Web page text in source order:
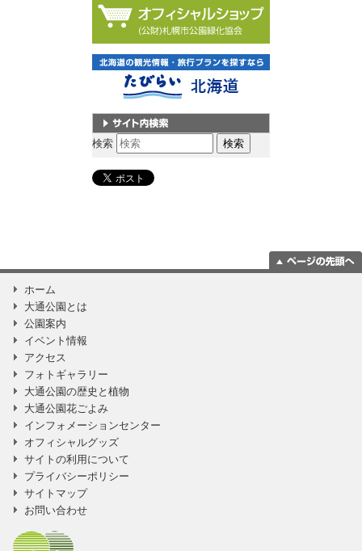
サイト内検索
検索
ホーム
大通公園とは
公園案内
イベント情報
アクセス
フォトギャラリー
大通公園の歴史と植物
大通公園花ごよみ
インフォメーションセンター
オフィシャルグッズ
サイトの利用について
プライバシーポリシー
サイトマップ
お問い合わせ